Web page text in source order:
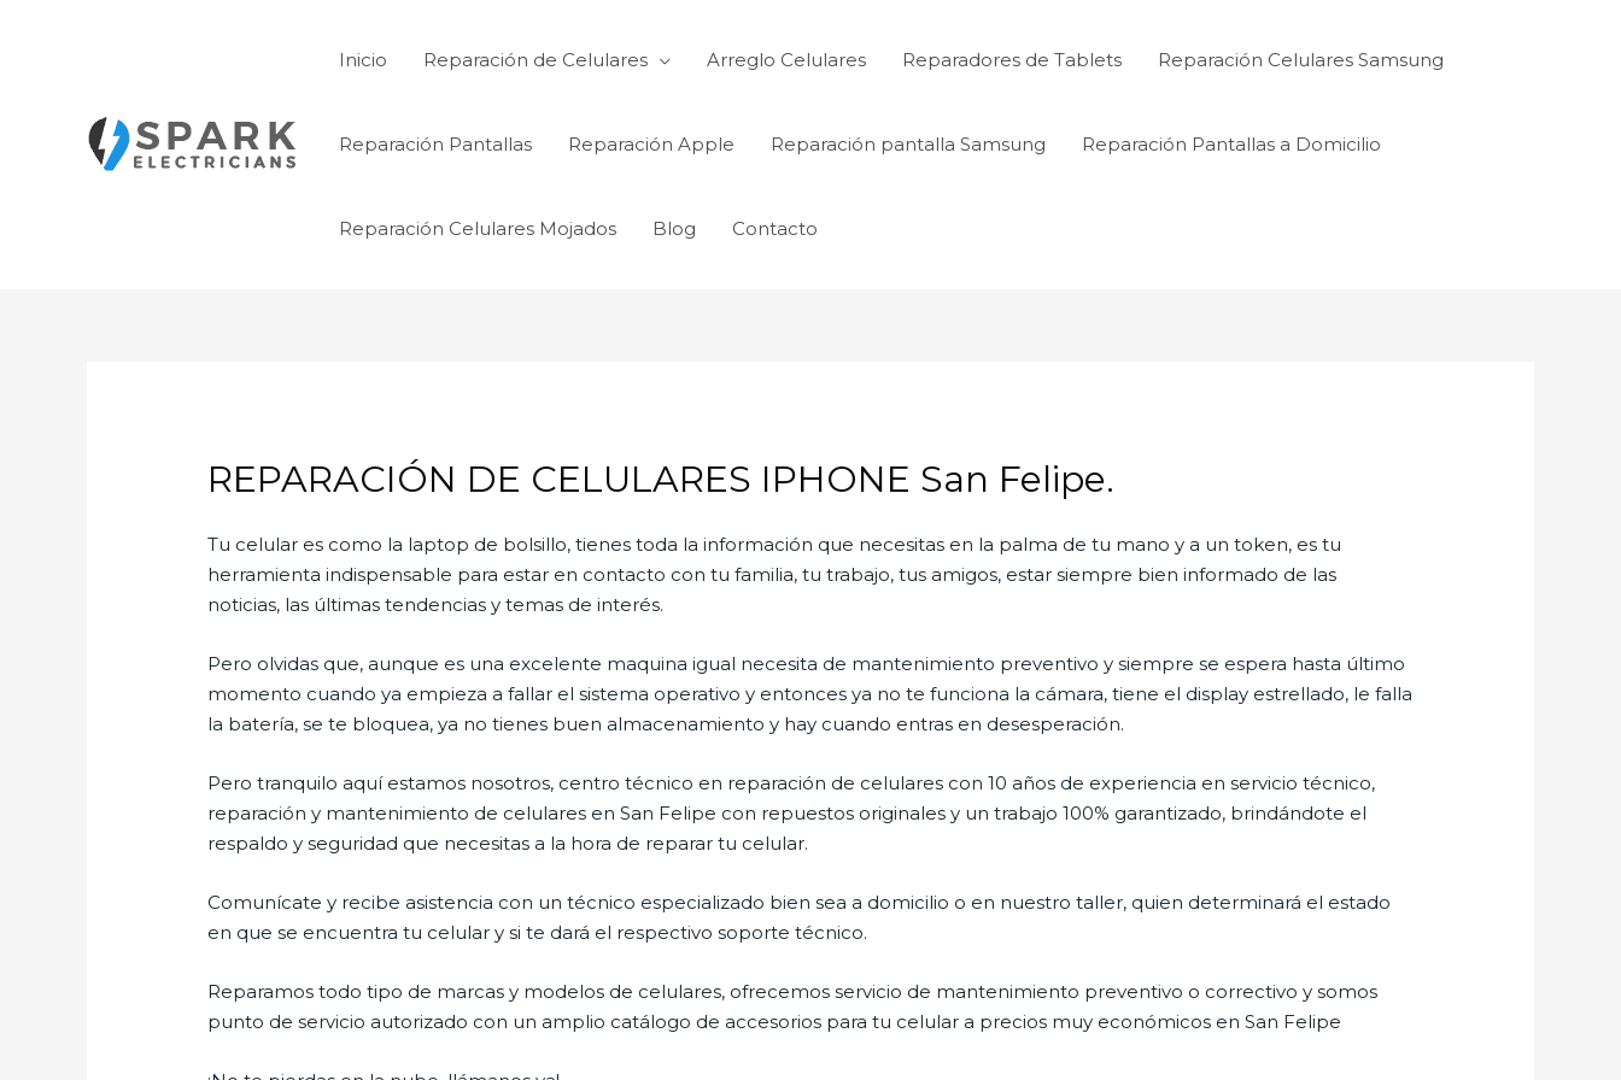
Inicio Reparación de Celulares Arreglo Celulares Reparadores de Tablets Reparación Celulares Samsung
Reparación Pantallas Reparación Apple Reparación pantalla Samsung Reparación Pantallas a Domicilio
Reparación Celulares Mojados Blog Contacto
REPARACIÓN DE CELULARES IPHONE San Felipe.
Tu celular es como la laptop de bolsillo, tienes toda la información que necesitas en la palma de tu mano y a un token, es tu
herramienta indispensable para estar en contacto con tu familia, tu trabajo, tus amigos, estar siempre bien informado de las
noticias, las últimas tendencias y temas de interés.
Pero olvidas que, aunque es una excelente maquina igual necesita de mantenimiento preventivo y siempre se espera hasta último
momento cuando ya empieza a fallar el sistema operativo y entonces ya no te funciona la cámara, tiene el display estrellado, le falla
la batería, se te bloquea, ya no tienes buen almacenamiento y hay cuando entras en desesperación.
Pero tranquilo aquí estamos nosotros, centro técnico en reparación de celulares con 10 años de experiencia en servicio técnico,
reparación y mantenimiento de celulares en San Felipe con repuestos originales y un trabajo 100% garantizado, brindándote el
respaldo y seguridad que necesitas a la hora de reparar tu celular.
Comunícate y recibe asistencia con un técnico especializado bien sea a domicilio o en nuestro taller, quien determinará el estado
en que se encuentra tu celular y si te dará el respectivo soporte técnico.
Reparamos todo tipo de marcas y modelos de celulares, ofrecemos servicio de mantenimiento preventivo o correctivo y somos
punto de servicio autorizado con un amplio catálogo de accesorios para tu celular a precios muy económicos en San Felipe